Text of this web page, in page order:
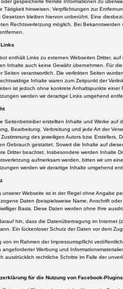
gespeicherte fremde Informationen zu
Tätigkeit hinweisen. Verpflichtungen zur
Gesetzen bleiben hiervon unberührt. Eine
Rechtsverletzung möglich. Bei
enthält Links zu externen Webseiten Dritter,
Inhalte auch keine Gewähr übernehmen. Für
Seiten verantwortlich. Die verlinkten Seiten
Inhalte waren zum Zeitpunkt der
ist jedoch ohne konkrete Anhaltspunkte
werden wir derartige Links umgehend
Seitenbetreiber erstellten Inhalte und Werke auf
Bearbeitung, Verbreitung und jede Art der
des jeweiligen Autors bzw.
Gebrauch gestattet. Soweit die Inhalte auf
Dritter beachtet. Insbesondere werden Inhalte
aufmerksam werden, bitten wir um
werden wir derartige Inhalte umgehend
unserer Webseite ist in der Regel ohne Angabe
Daten (beispielsweise Name, Anschrift
Basis. Diese Daten werden ohne Ihre
hin, dass die Datenübertragung im Internet
Ein lückenloser Schutz der Daten vor dem
von im Rahmen der Impressumspflicht
angeforderter Werbung und
ausdrücklich rechtliche Schritte im Falle der
für die Nutzung von Facebook-